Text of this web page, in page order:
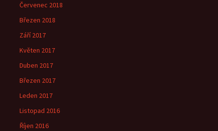
Červenec 2018
Březen 2018
Září 2017
Květen 2017
Duben 2017
Březen 2017
Leden 2017
Listopad 2016
Říjen 2016